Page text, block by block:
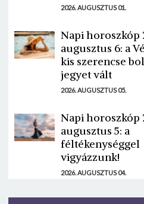
2026. AUGUSZTUS 01.
Napi horoszkóp
augusztus 6: a
kis szerencse
jegyet vált
2026. AUGUSZTUS 05.
Napi horoszkóp
augusztus 5: a
féltékenységgel
vigyázzunk!
2026. AUGUSZTUS 04.